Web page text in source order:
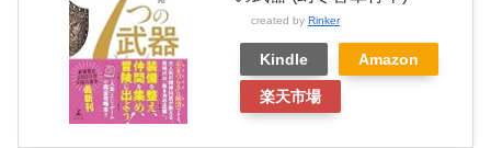
created by Rinker
Kindle Amazon
楽天市場